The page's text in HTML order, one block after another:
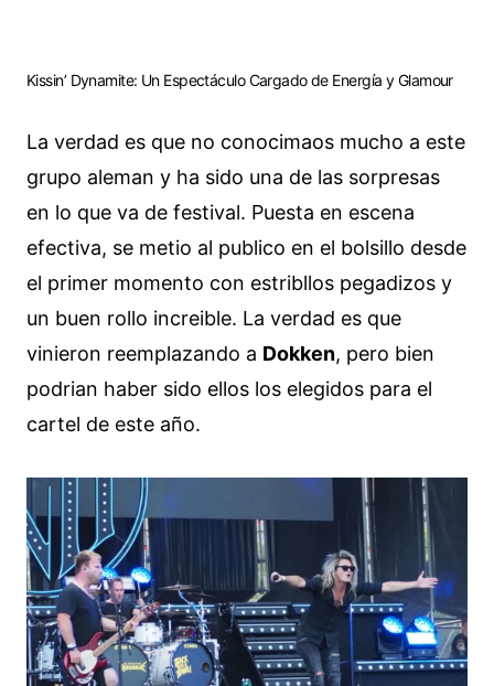
Kissin’ Dynamite: Un Espectáculo Cargado de Energía y Glamour
La verdad es que no conocimaos mucho a este
grupo aleman y ha sido una de las sorpresas
en lo que va de festival. Puesta en escena
efectiva, se metio al publico en el bolsillo desde
el primer momento con estribllos pegadizos y
un buen rollo increible. La verdad es que
vinieron reemplazando a Dokken, pero bien
podrian haber sido ellos los elegidos para el
cartel de este año.